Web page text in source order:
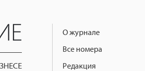
О журнале
Все номера
Редакция